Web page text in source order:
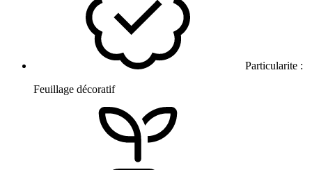
Particularite :
Feuillage décoratif